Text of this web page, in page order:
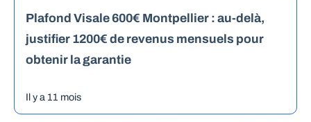
Plafond Visale 600€ Montpellier : au-delà,
justifier 1200€ de revenus mensuels pour
obtenir la garantie
Il y a 11 mois